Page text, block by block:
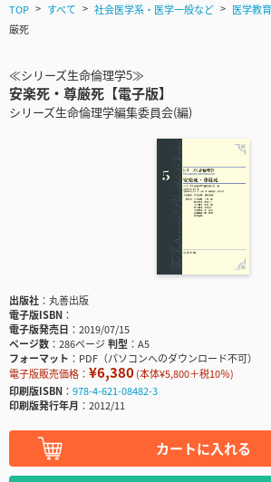
TOP すべて 社会医学系・医学一般など 医学教
厳死
≪シリーズ生命倫理学5≫
安楽死・尊厳死【電子版】
シリーズ生命倫理学編集委員会(編)
出版社
丸善出版
電子版ISBN
電子版発売日
2019/07/15
ページ数
286ページ判型
A5
フォーマット
PDF（パソコンへのダウンロード不可）
電子版販売価格： ¥6,380(本体¥5,800＋税10％)
印刷版ISBN
978-4-621-08482-3
印刷版発行年月
2012/11
カートに入れる